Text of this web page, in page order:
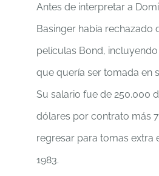
Antes de interpretar a
Basinger había rechazado
películas Bond, incluyendo
que quería ser tomada en
Su salario fue de 250.000
dólares por contrato más
regresar para tomas extra
1983.